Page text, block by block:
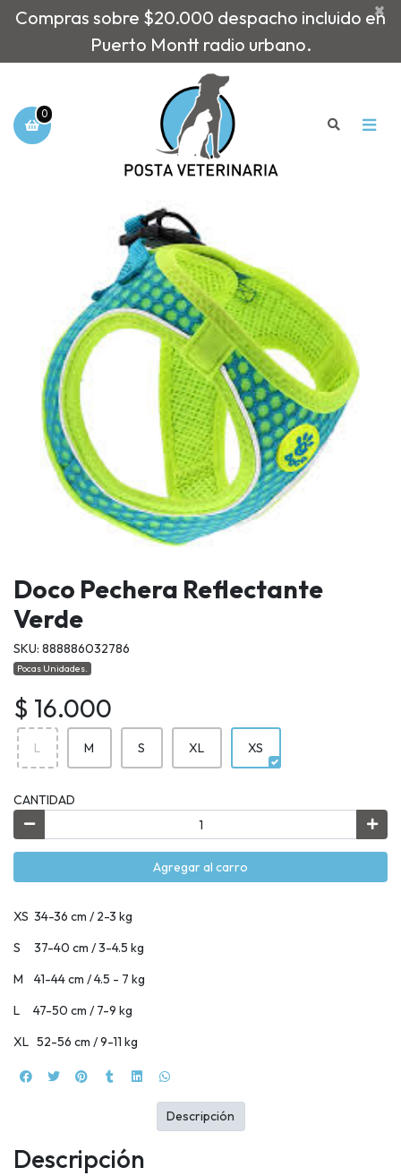
Compras sobre $20.000 despacho incluido en
Puerto Montt radio urbano.
×
0
Doco Pechera Reflectante
Verde
SKU: 888886032786
Pocas Unidades.
$ 16.000
L M S XL XS
CANTIDAD
Agregar al carro
XS 34-36 cm / 2-3 kg
S 37-40 cm / 3-4.5 kg
M 41-44 cm / 4.5 - 7 kg
L 47-50 cm / 7-9 kg
XL 52-56 cm / 9-11 kg
Descripción
Descripción